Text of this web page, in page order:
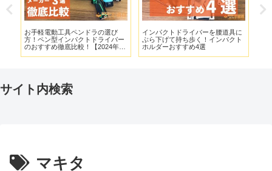
お手軽電動工具ペンドラの選び
方！ペン型インパクトドライバー
のおすすめ徹底比較！【2024年最
インパクトドライバーを腰道具に
ぶら下げて持ち歩く！インパクト
ホルダーおすすめ4選
サイト内検索
マキタ